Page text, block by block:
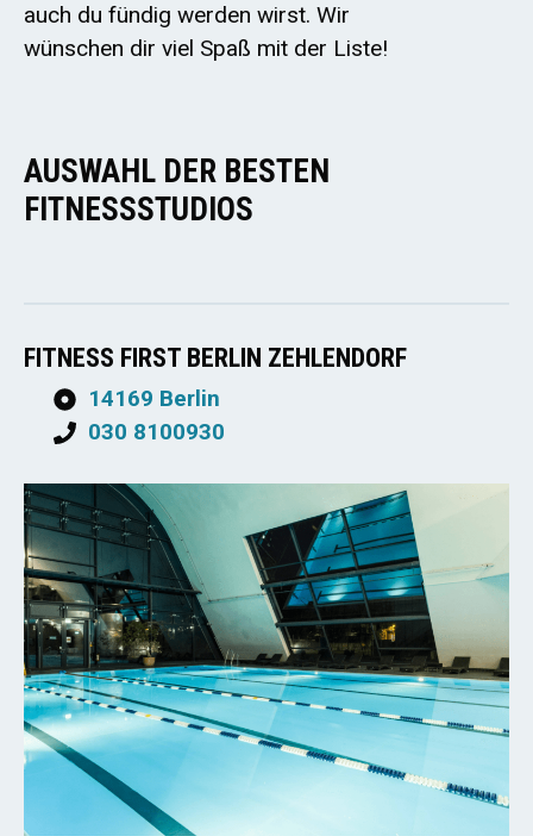
auch du fündig werden wirst. Wir
wünschen dir viel Spaß mit der Liste!
AUSWAHL DER BESTEN
FITNESSSTUDIOS
FITNESS FIRST BERLIN ZEHLENDORF
14169 Berlin
030 8100930